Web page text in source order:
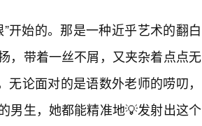
开始的。那是一种近乎艺术的翻白
，带着一丝不屑，又夹杂着点点无
论面对的是语数外老师的唠叨，
男生，她都能精准地💡发射出这个